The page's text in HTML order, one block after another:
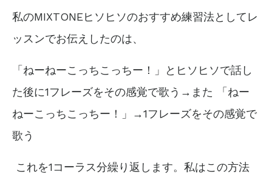
私のMIXTONEヒソヒソのおすすめ練習法としてレ
ッスンでお伝えしたのは、
「ねーねーこっちこっちー！」とヒソヒソで話し
た後に1フレーズをその感覚で歌う→また
「ねー
ねーこっちこっちー！」→1フレーズをその感覚で
歌う
これを1コーラス分繰り返します。私はこの方法